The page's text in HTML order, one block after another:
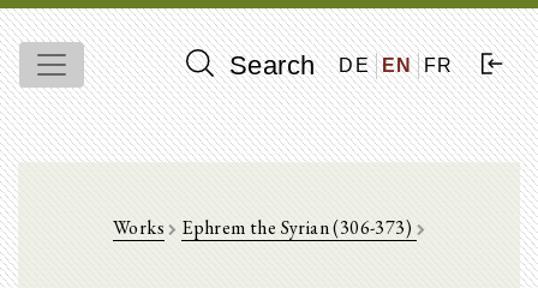
Search DE EN FR
Works Ephrem the Syrian (306-373)